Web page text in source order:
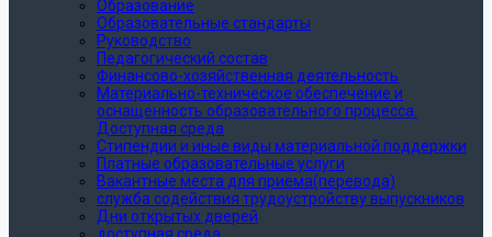
Образование
Образовательные стандарты
Руководство
Педагогический состав
Финансово-хозяйственная деятельность
Материально-техническое обеспечение и
оснащенность образовательного процесса.
Доступная среда
Стипендии и иные виды материальной поддержки
Платные образовательные услуги
Вакантные места для приема(перевода)
служба содействия трудоустройству выпускников
Дни открытых дверей